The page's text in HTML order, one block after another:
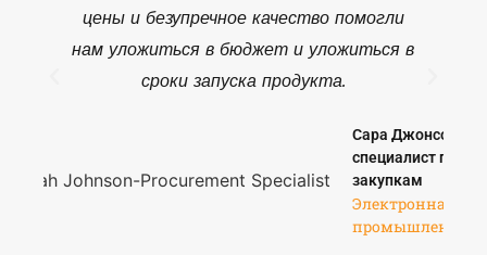
цены и безупречное качество помогли
нам уложиться в бюджет и уложиться в
сроки запуска продукта.
Сара Джонсон -
специалист по
закупкам
Электронная